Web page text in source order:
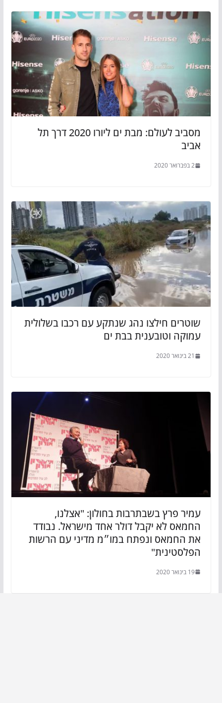
מסביב לעולם: מבת ים ליורו 2020 דרך תל
אביב
2 בפברואר 2020
שוטרים חילצו נהג שנתקע עם רכבו בשלולית
עמוקה וטובענית בבת ים
21 בינואר 2020
עמיר פרץ בשבתרבות בחולון: "אצלנו,
החמאס לא יקבל דולר אחד מישראל. נבודד
את החמאס ונפתח במו״מ מדיני עם הרשות
הפלסטינית"
19 בינואר 2020